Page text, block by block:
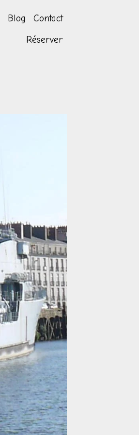
Blog
Contact
Réserver